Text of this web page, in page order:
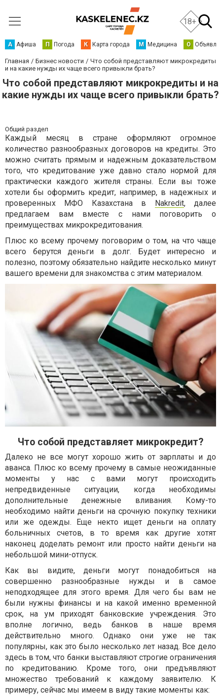
18+
А Афиша П Погода К Карта города М Медицина О
Главная Бизнес новости
Что собой представляют микрокредиты
и на какие нужды их чаще всего привыкли брать?
Что собой представляют микрокредиты и на
какие нужды их чаще всего привыкли брать?
Общий раздел
Каждый месяц в стране оформляют огромное
количество разнообразных договоров на кредиты. Это
можно считать прямым и надежным доказательством
того, что кредитование уже давно стало нормой для
практически каждого жителя страны. Если вы тоже
хотели бы оформить кредит, например, в надежных и
проверенных МФО Казахстана в Nakredit, далее
предлагаем вам вместе с нами поговорить о
преимуществах микрокредитования.
Плюс ко всему прочему поговорим о том, на что чаще
всего берутся деньги в долг. Будет интересно и
полезно, поэтому обязательно найдите несколько минут
вашего времени для знакомства с этим материалом.
Что собой представляет микрокредит?
Далеко не все могут хорошо жить от зарплаты и до
аванса. Плюс ко всему прочему в самые неожиданные
моменты у нас с вами могут происходить
непредвиденные ситуации, когда необходимы
дополнительные денежные вливания. Кому-то
необходимо найти деньги на срочную покупку техники
или же одежды. Еще некто ищет деньги на оплату
больничных счетов, в то время как другие хотят
наконец доделать ремонт или просто найти деньги на
небольшой мини-отпуск.
Как вы видите, деньги могут понадобиться на
совершенно разнообразные нужды и в самое
неподходящее для этого время. Для чего бы вам не
были нужны финансы и на какой именно временной
срок, на ум приходят банковские учреждения. Это
вполне логично, ведь банков в наше время
действительно много. Однако они уже не так
популярны, как это было несколько лет назад. Все дело
здесь в том, что банки выставляют строгие ограничения
по кредитованию. Кроме того, они предъявляют
множество требований к каждому заявителю. К
примеру, сейчас мы имеем в виду такие моменты как: